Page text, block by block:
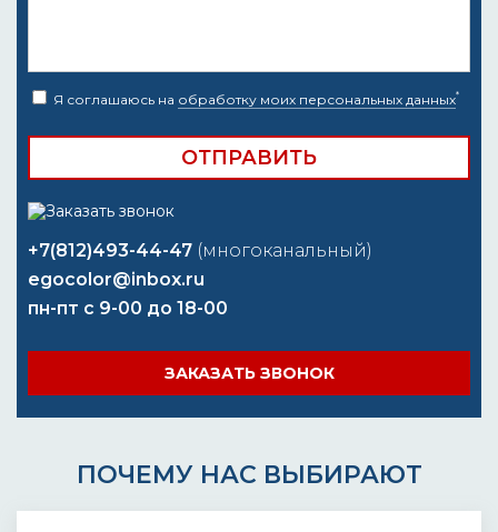
Я соглашаюсь на обработку моих персональных данных*
+7(812)493-44-47 (многоканальный)
egocolor@inbox.ru
пн-пт с 9-00 до 18-00
ЗАКАЗАТЬ ЗВОНОК
ПОЧЕМУ НАС ВЫБИРАЮТ